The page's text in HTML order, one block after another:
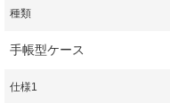
種類
手帳型ケース
仕様1